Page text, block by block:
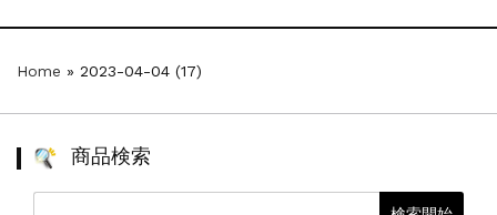
一部ヘアカラーチャートのお値引きを行いま...
Home » 2023-04-04 (17)
商品検索